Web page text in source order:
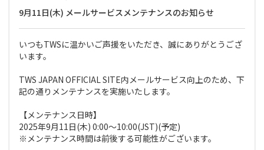
9月11日(木) メールサービスメンテナンスのお知らせ
いつもTWSに温かいご声援をいただき、誠にありがとうござ
います。
TWS JAPAN OFFICIAL SITE内メールサービス向上のため、下
記の通りメンテナンスを実施いたします。
【メンテナンス日時】
2025年9月11日(木) 0:00〜10:00(JST)(予定)
※メンテナンス時間は前後する可能性がございます。